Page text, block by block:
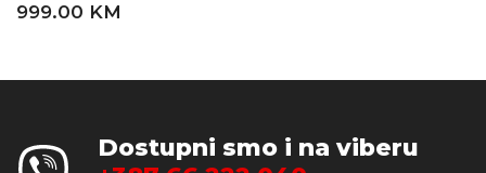
999.00 KM
Dostupni smo i na viberu